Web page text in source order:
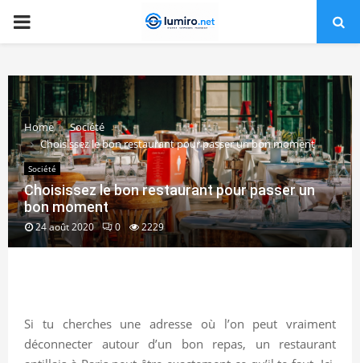
PRIMARY
Home
Société
Choisissez le bon restaurant pour passer un bon moment
Société
Choisissez le bon restaurant pour passer un
bon moment
24 août 2020 0 2229
Si tu cherches une adresse où l’on peut vraiment
déconnecter autour d’un bon repas, un restaurant